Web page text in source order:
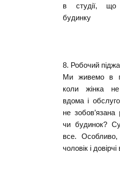
в студії, що
будинку
8. Робочий
Ми живемо в
коли жінка не
вдома і
не зобов’язана
чи будинок?
все.
чоловік і